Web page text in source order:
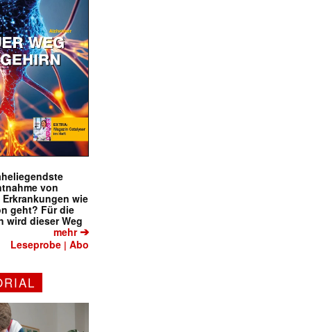
von
wie
geht? Für die
wird dieser Weg
mehr➔
Leseprobe |Abo